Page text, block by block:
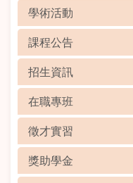
學術活動
課程公告
招生資訊
在職專班
徵才實習
獎助學金